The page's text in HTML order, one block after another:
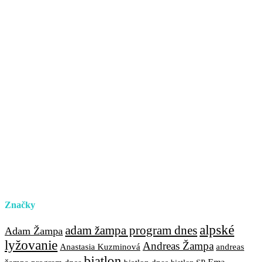
Značky
Adam Žampa adam žampa program dnesalpské
lyžovanie Anastasia Kuzminová Andreas Žampa andreas